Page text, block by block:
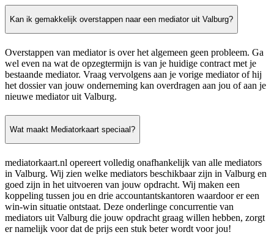
Kan ik gemakkelijk overstappen naar een mediator uit Valburg?
Overstappen van mediator is over het algemeen geen probleem. Ga
wel even na wat de opzegtermijn is van je huidige contract met je
bestaande mediator. Vraag vervolgens aan je vorige mediator of hij
het dossier van jouw onderneming kan overdragen aan jou of aan je
nieuwe mediator uit Valburg.
Wat maakt Mediatorkaart speciaal?
mediatorkaart.nl opereert volledig onafhankelijk van alle mediators
in Valburg. Wij zien welke mediators beschikbaar zijn in Valburg en
goed zijn in het uitvoeren van jouw opdracht. Wij maken een
koppeling tussen jou en drie accountantskantoren waardoor er een
win-win situatie ontstaat. Deze onderlinge concurrentie van
mediators uit Valburg die jouw opdracht graag willen hebben, zorgt
er namelijk voor dat de prijs een stuk beter wordt voor jou!